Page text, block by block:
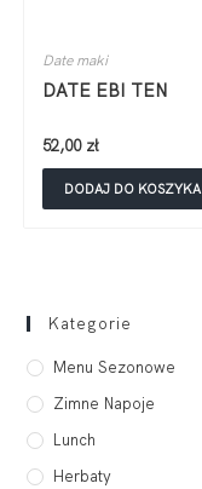
Date maki
DATE EBI TEN
52,00 zł
DODAJ DO KOSZYKA
Kategorie
Menu Sezonowe
Zimne Napoje
Lunch
Herbaty